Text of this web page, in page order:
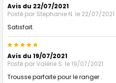
Avis du 22/07/2021
Posté par Stephanie N. le 22/07/2021
Satisfait.
5
Avis du 19/07/2021
Posté parValérie S. le 19/07/2021
Trousse parfaite pour le ranger .